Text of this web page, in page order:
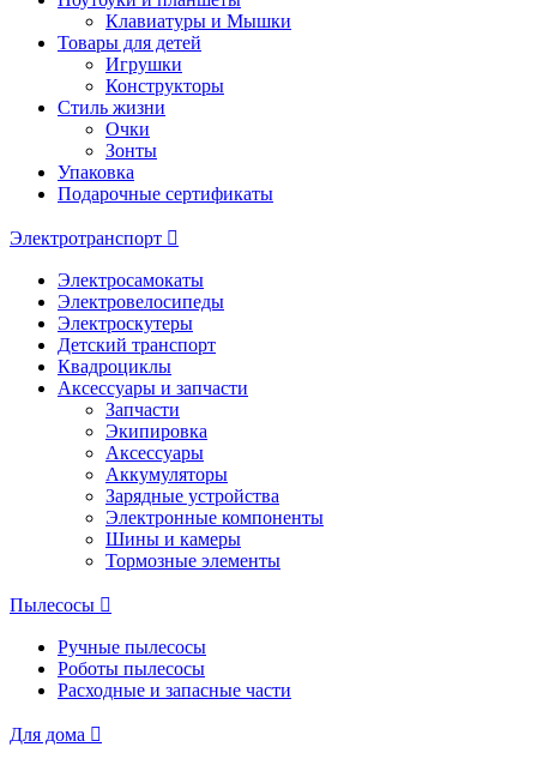
Клавиатуры и Мышки
Товары для детей
Игрушки
Конструкторы
Стиль жизни
Очки
Зонты
Упаковка
Подарочные сертификаты
Электротранспорт
Электросамокаты
Электровелосипеды
Электроскутеры
Детский транспорт
Квадроциклы
Аксессуары и запчасти
Запчасти
Экипировка
Аксессуары
Аккумуляторы
Зарядные устройства
Электронные компоненты
Шины и камеры
Тормозные элементы
Пылесосы
Ручные пылесосы
Роботы пылесосы
Расходные и запасные части
Для дома